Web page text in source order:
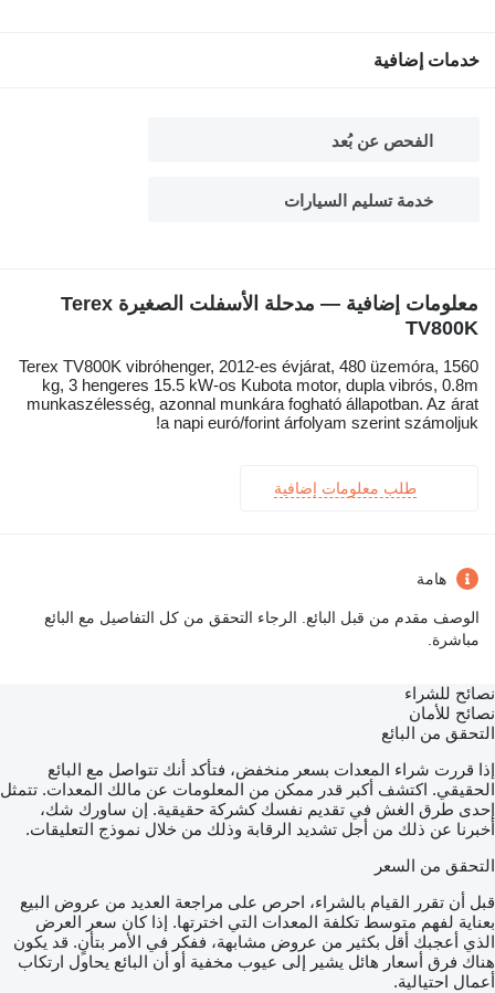
خدمات إضافية
الفحص عن بُعد
خدمة تسليم السيارات
معلومات إضافية — مدحلة الأسفلت الصغيرة Terex
TV800K
Terex TV800K vibróhenger, 2012-es évjárat, 480 üzemóra, 1560
kg, 3 hengeres 15.5 kW-os Kubota motor, dupla vibrós, 0.8m
munkaszélesség, azonnal munkára fogható állapotban. Az árat
a napi euró/forint árfolyam szerint számoljuk!
طلب معلومات إضافية
هامة
الوصف مقدم من قبل البائع. الرجاء التحقق من كل التفاصيل مع البائع
مباشرة.
نصائح للشراء
نصائح للأمان
التحقق من البائع
إذا قررت شراء المعدات بسعر منخفض، فتأكد أنك تتواصل مع البائع
الحقيقي. اكتشف أكبر قدر ممكن من المعلومات عن مالك المعدات. تتمثل
إحدى طرق الغش في تقديم نفسك كشركة حقيقية. إن ساورك شك،
أخبرنا عن ذلك من أجل تشديد الرقابة وذلك من خلال نموذج التعليقات.
التحقق من السعر
قبل أن تقرر القيام بالشراء، احرص على مراجعة العديد من عروض البيع
بعناية لفهم متوسط تكلفة المعدات التي اخترتها. إذا كان سعر العرض
الذي أعجبك أقل بكثير من عروض مشابهة، ففكر في الأمر بتأنٍ. قد يكون
هناك فرق أسعار هائل يشير إلى عيوب مخفية أو أن البائع يحاول ارتكاب
أعمال احتيالية.